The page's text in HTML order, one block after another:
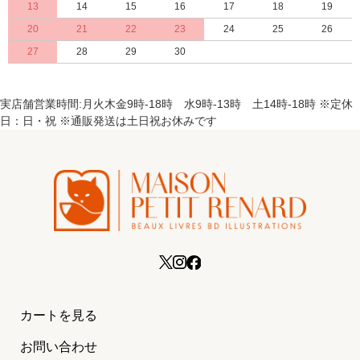
13
14 15 16 17 18
19
20
21 22 23 24 25
26
27
28 29 30
実店舗営業時間:月火木金9時-18時 水9時-13時 土14時-18時 ※定休
日：日・祝 ※通販発送は土日祝お休みです
カートを見る
お問い合わせ